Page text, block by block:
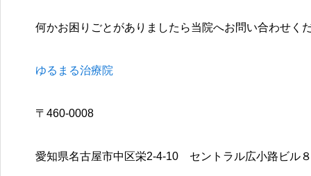
何かお困りごとがありましたら当院へお問い合わせく
ゆるまる治療院
〒460-0008
愛知県名古屋市中区栄2-4-10 セントラル広小路ビル